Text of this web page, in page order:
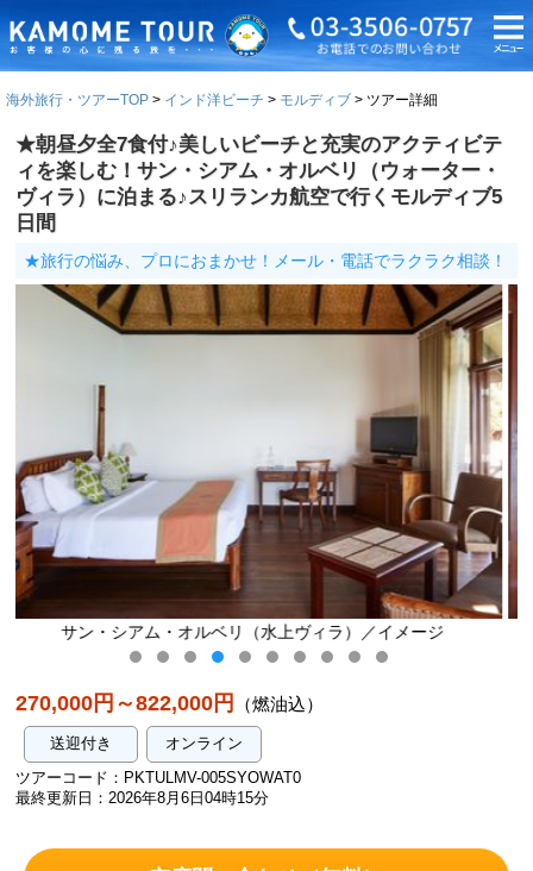
海外旅行・ツアーTOP インド洋ビーチ モルディブ ツアー詳細
★朝昼夕全7食付♪美しいビーチと充実のアクティビテ
ィを楽しむ！サン・シアム・オルベリ（ウォーター・
ヴィラ）に泊まる♪スリランカ航空で行くモルディブ5
日間
★旅行の悩み、プロにおまかせ！メール・電話でラクラク相談！
ラ）／イメージ サン・シアム・オルベリ（水上ヴィ
270,000円～822,000円 （燃油込）
送迎付き
オンライン
ツアーコード：PKTULMV-005SYOWAT0
最終更新日：2026年8月6日04時15分